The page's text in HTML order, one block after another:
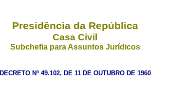
Presidência da República
Casa Civil
Subchefia para Assuntos Jurídicos
DECRETO Nº 49.102, DE 11 DE OUTUBRO DE 1960